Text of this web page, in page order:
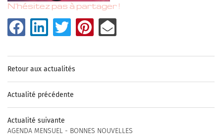
BIEN-ÊTRE
PRESTATIONS
– VIDÉOS
06 08 51 73 97
N'hésitez pas à partager !
Retour aux actualités
Actualité précédente
Actualité suivante
AGENDA MENSUEL - BONNES NOUVELLES